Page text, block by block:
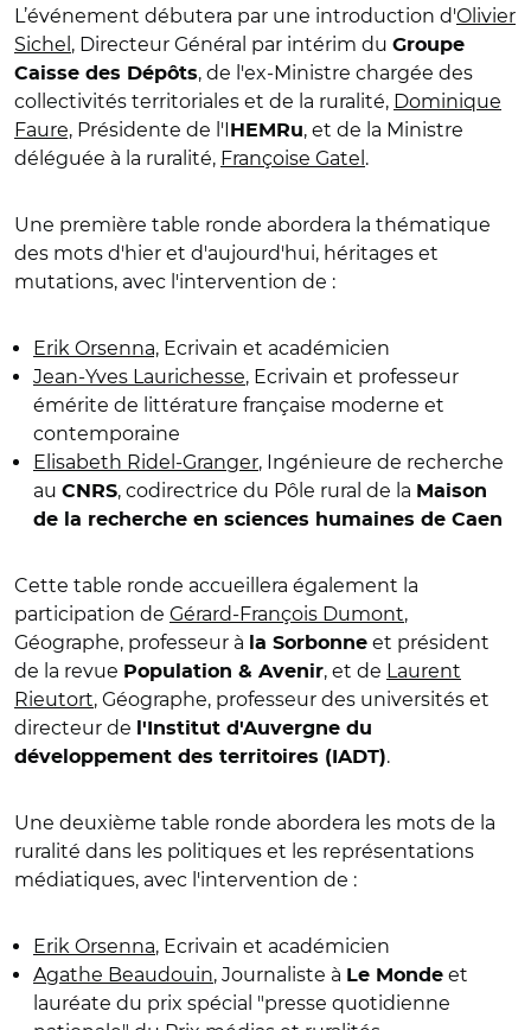
L’événement débutera par une introduction d'Olivier
Sichel , Directeur Général par intérim du Groupe
Caisse des Dépôts, de l'ex-Ministre chargée des
collectivités territoriales et de la ruralité, Dominique
Faure, Présidente de l'I HEMRu, et de la Ministre
déléguée à la ruralité, Françoise Gatel .
Une première table ronde abordera la thématique
des mots d'hier et d'aujourd'hui, héritages et
mutations, avec l'intervention de :
Erik Orsenna, Ecrivain et académicien
Jean-Yves Laurichesse, Ecrivain et professeur
émérite de littérature française moderne et
contemporaine
Elisabeth Ridel-Granger, Ingénieure de recherche
au CNRS, codirectrice du Pôle rural de la Maison
de la recherche en sciences humaines de Caen
Cette table ronde accueillera également la
participation de Gérard-François Dumont,
Géographe, professeur à
la Sorbonne et président
de la revue Population & Avenir, et de Laurent
Rieutort, Géographe, professeur des universités et
directeur de
l'Institut d'Auvergne du
développement des territoires (IADT).
Une deuxième table ronde abordera les mots de la
ruralité dans les politiques et les représentations
médiatiques, avec l'intervention de :
Erik Orsenna, Ecrivain et académicien
Agathe Beaudouin, Journaliste à Le Monde et
lauréate du prix spécial "presse quotidienne